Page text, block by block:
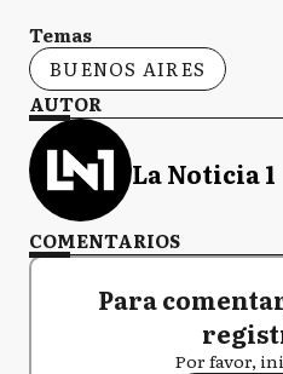
Temas
BUENOS AIRES
AUTOR
La Noticia 1
COMENTARIOS
Para
Por favor,